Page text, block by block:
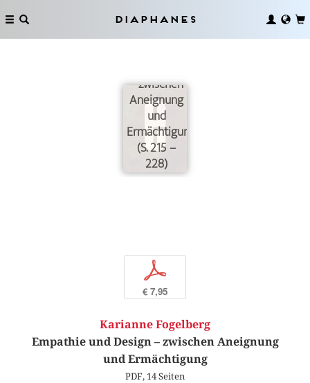
Diaphanes
– zwischen
Aneignung
und
Ermächtigung
(S. 215 –
228)
p
€ 7,95
Karianne Fogelberg
Empathie und Design – zwischen Aneignung
und Ermächtigung
PDF, 14 Seiten